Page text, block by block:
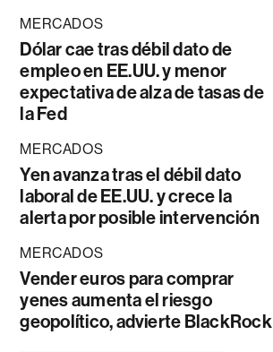
MERCADOS
Dólar cae tras débil dato de
empleo en EE.UU. y menor
expectativa de alza de tasas de
la Fed
MERCADOS
Yen avanza tras el débil dato
laboral de EE.UU. y crece la
alerta por posible intervención
MERCADOS
Vender euros para comprar
yenes aumenta el riesgo
geopolítico, advierte BlackRock